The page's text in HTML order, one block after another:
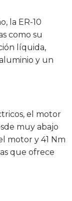
la ER-10
como su
líquida,
y un
el motor
muy abajo
motor y 41 Nm
que ofrece